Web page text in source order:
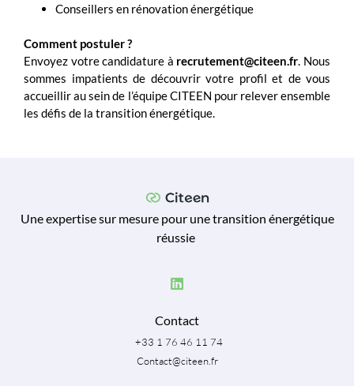
Conseillers en rénovation énergétique
Comment postuler ?
Envoyez votre candidature à recrutement@citeen.fr. Nous
sommes impatients de découvrir votre profil et de vous
accueillir au sein de l’équipe CITEEN pour relever ensemble
les défis de la transition énergétique.
Une expertise sur mesure pour une transition énergétique
réussie
Contact
+33 1 76 46 11 74
Contact@citeen.fr